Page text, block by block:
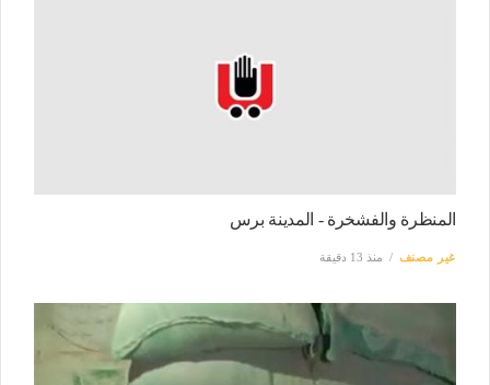
المنظرة والفشخرة - المدينة برس
غير مصنف منذ 13 دقيقة